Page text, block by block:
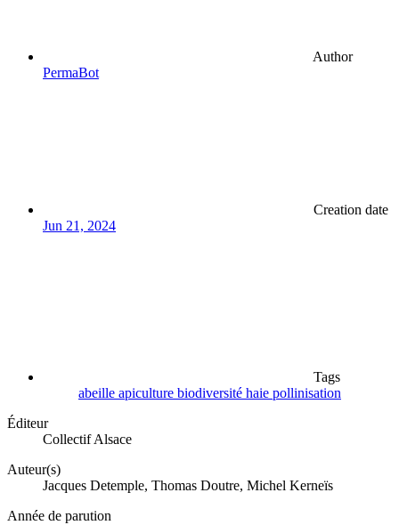
Author
PermaBot
Creation date
Jun 21, 2024
Tags
abeille apiculture biodiversité haie pollinisation
Éditeur
Collectif Alsace
Auteur(s)
Jacques Detemple, Thomas Doutre, Michel Kerneïs
Année de parution